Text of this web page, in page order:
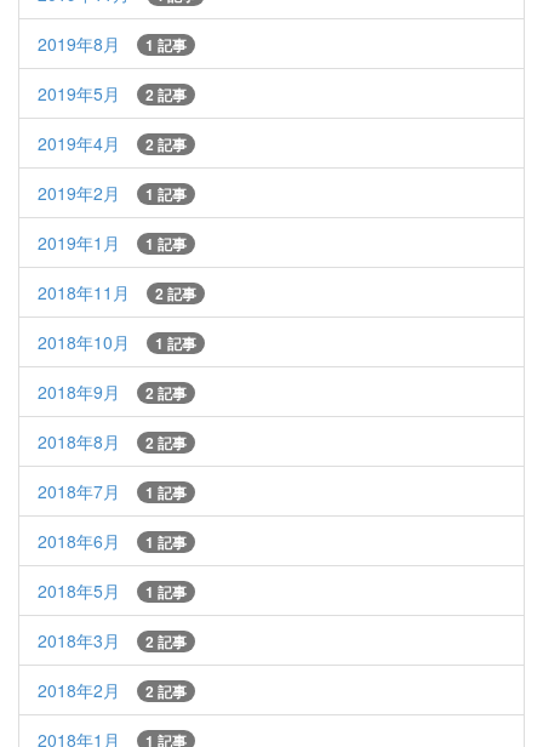
2019年8月 1 記事
2019年5月 2 記事
2019年4月 2 記事
2019年2月 1 記事
2019年1月 1 記事
2018年11月 2 記事
2018年10月 1 記事
2018年9月 2 記事
2018年8月 2 記事
2018年7月 1 記事
2018年6月 1 記事
2018年5月 1 記事
2018年3月 2 記事
2018年2月 2 記事
2018年1月 1 記事